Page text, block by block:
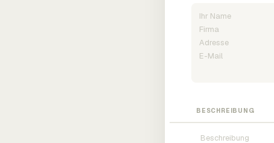
BESCHREIBUNG